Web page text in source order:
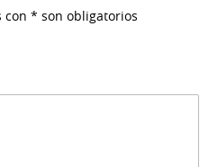
con * son obligatorios